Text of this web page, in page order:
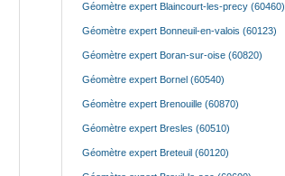
Géomètre expert Blaincourt-les-precy (60460)
Géomètre expert Bonneuil-en-valois (60123)
Géomètre expert Boran-sur-oise (60820)
Géomètre expert Bornel (60540)
Géomètre expert Brenouille (60870)
Géomètre expert Bresles (60510)
Géomètre expert Breteuil (60120)